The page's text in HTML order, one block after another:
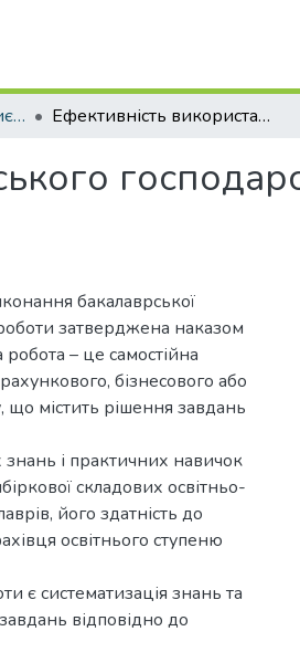
ОПП "Економіка підприємства" Ефективність використання відходів сільського господарства для виробництва енергії
бакалаврської
затверджена наказом
– це самостійна
бізнесового або
що містить рішення завдань
і практичних навичок
складових освітньо-
його здатність до
освітнього ступеню
є систематизація знань та
відповідно до